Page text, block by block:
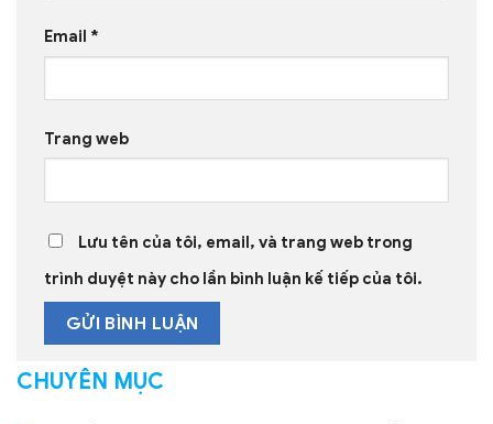
Email *
Trang web
Lưu tên của tôi, email, và trang web trong
trình duyệt này cho lần bình luận kế tiếp của tôi.
CHUYÊN MỤC